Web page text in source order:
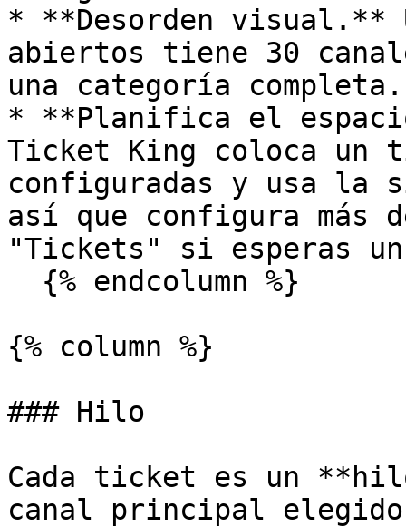
* **Desorden visual.**
abiertos tiene 30
una categoría completa.
* **Planifica el
Ticket King coloca un
configuradas y usa la
así que configura más
"Tickets" si esperas
{% column %}
### Hilo
Cada ticket es un
canal principal